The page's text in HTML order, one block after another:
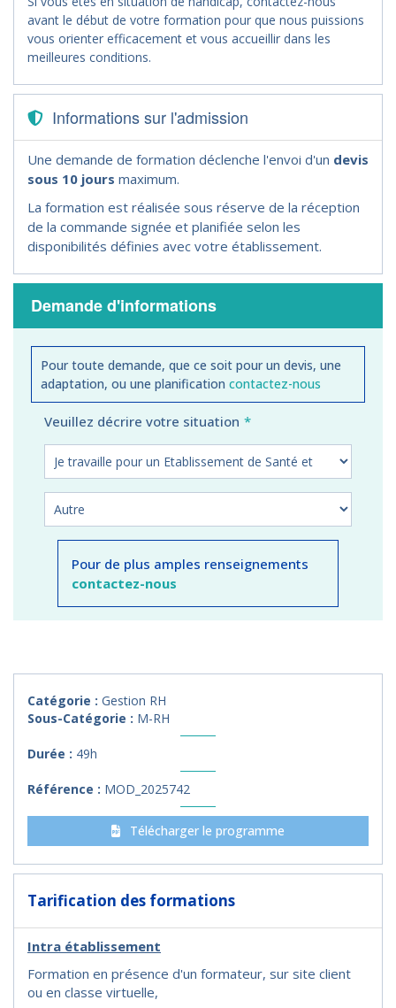
avant le début de votre formation pour que nous puissions
vous orienter efficacement et vous accueillir dans les
meilleures conditions.
Informations sur l'admission
Une demande de formation déclenche l'envoi d'un devis
sous 10 jours maximum.
La formation est réalisée sous réserve de la réception
de la commande signée et planifiée selon les
disponibilités définies avec votre établissement.
Demande d'informations
Pour toute demande, que ce soit pour un devis, une
adaptation, ou une planification contactez-nous
Veuillez décrire votre situation
Pour de plus amples renseignements
contactez-nous
Catégorie : Gestion RH
Sous-Catégorie : M-RH
Durée : 49h
Référence : MOD_2025742
Télécharger le programme
Tarification des formations
Intra établissement
Formation en présence d'un formateur, sur site client
ou en classe virtuelle,